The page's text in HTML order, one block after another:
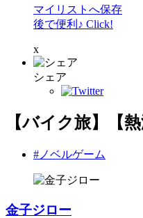
マイリストへ保存
後で便利♪ Click!
x
シェア
【バイク旅】【
#ノベルゲーム
金子ジロー